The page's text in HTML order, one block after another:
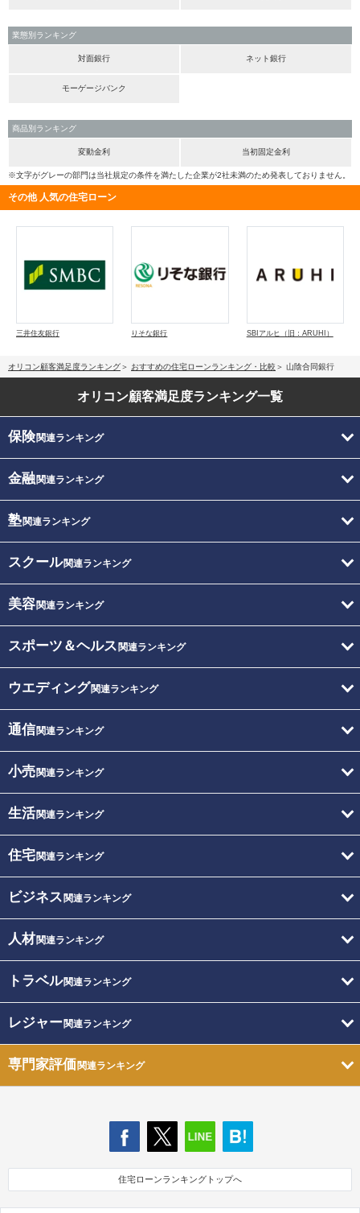
業態別ランキング
対面銀行 ネット銀行
モーゲージバンク
商品別ランキング
変動金利 当初固定金利
※文字がグレーの部門は当社規定の条件を満たした企業が2社未満のため発表しておりません。
その他 人気の住宅ローン
三井住友銀行 りそな銀行 SBIアルヒ（旧：ARUHI）
オリコン顧客満足度ランキング おすすめの住宅ローンランキング・比較 山陰合同銀行
オリコン顧客満足度ランキング一覧
保険関連ランキング
金融関連ランキング
塾関連ランキング
スクール関連ランキング
美容関連ランキング
スポーツ＆ヘルス 関連ランキング
ウエディング関連ランキング
通信関連ランキング
小売関連ランキング
生活関連ランキング
住宅関連ランキング
ビジネス 関連ランキング
人材関連ランキング
トラベル関連ランキング
レジャー関連ランキング
専門家評価関連ランキング
住宅ローンランキングトップへ